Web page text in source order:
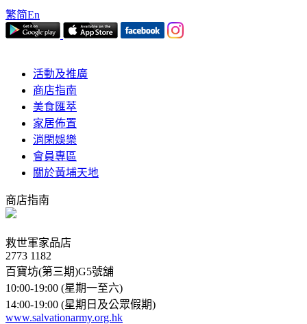
繁简En
活動及推廣
商店指南
美食匯萃
家居佈置
消閑娛樂
會員專區
關於黃埔天地
商店指南
救世軍家品店
2773 1182
百寶坊(第三期)G5號舖
10:00-19:00 (星期一至六)
14:00-19:00 (星期日及公眾假期)
www.salvationarmy.org.hk